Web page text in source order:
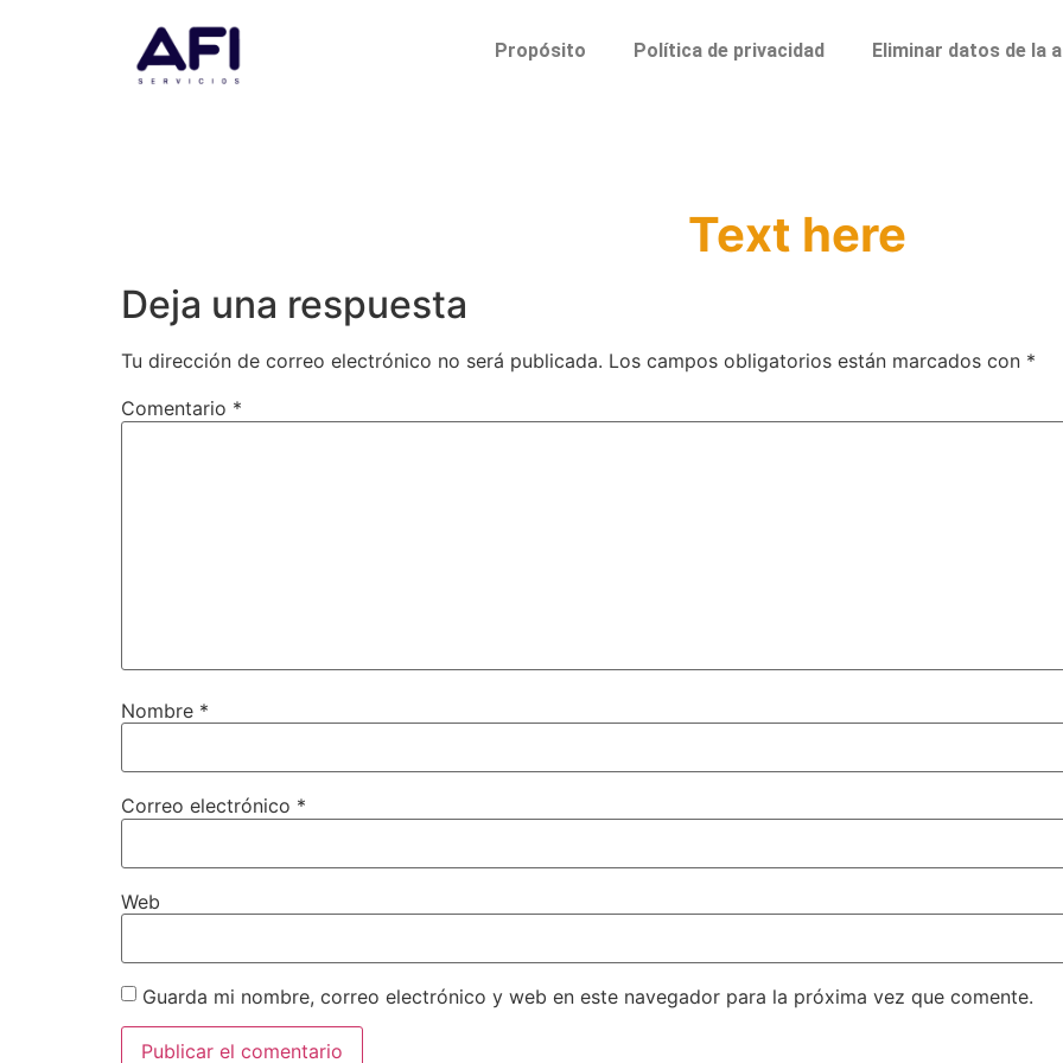
Propósito Política de privacidad Eliminar datos de la
Text here
Deja una respuesta
Tu dirección de correo electrónico no será publicada. Los campos obligatorios están marcados con *
Comentario *
Nombre *
Correo electrónico *
Web
Guarda mi nombre, correo electrónico y web en este navegador para la próxima vez que comente.